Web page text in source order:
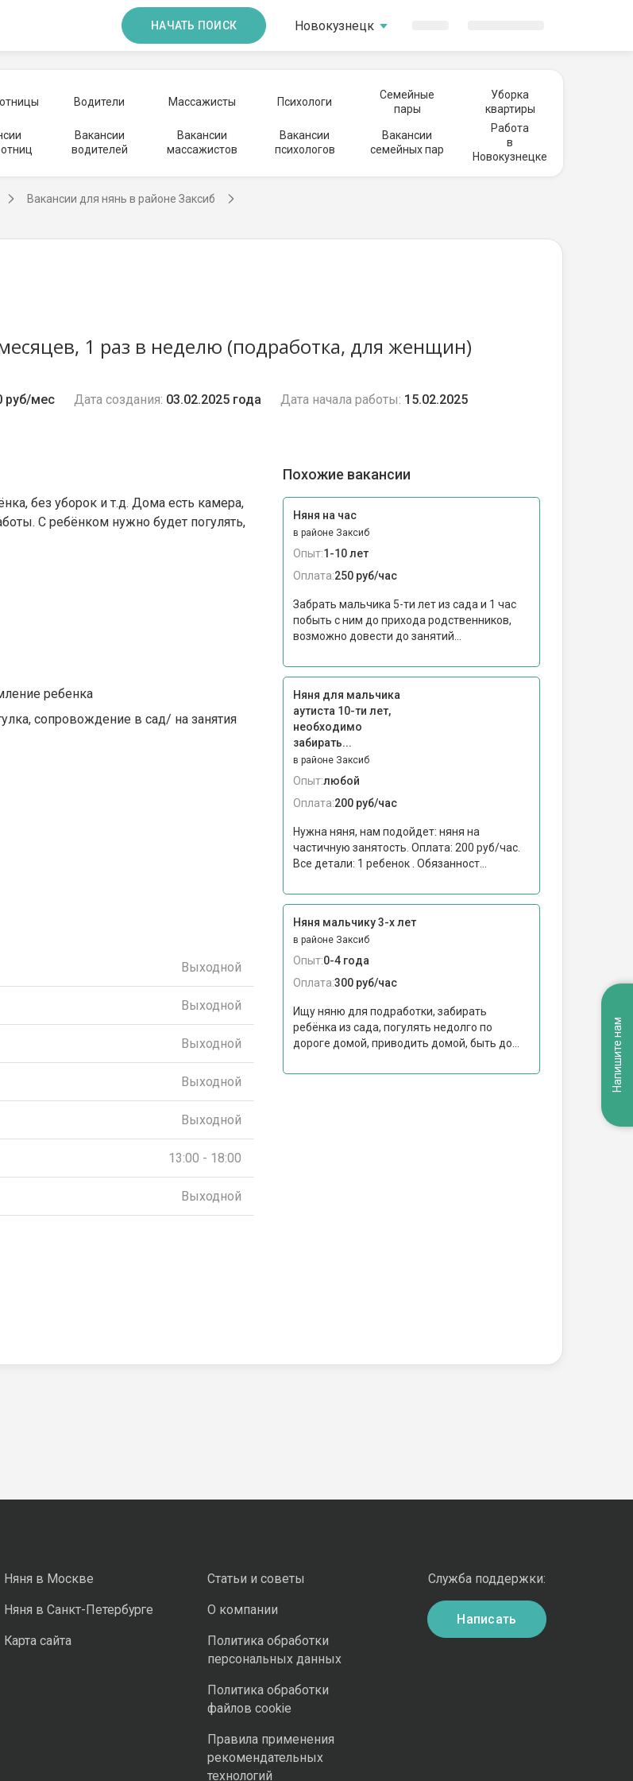
НАЧАТЬ ПОИСК Новокузнецк
Водители Массажисты Психологи
Семейные
пары
Уборка
квартиры
Вакансии
водителей
Вакансии
массажистов
Вакансии
психологов
Вакансии
семейных пар
Работа
в
Новокузнецке
Вакансии для нянь в районе Заксиб
1 раз в неделю (подработка, для женщин)
руб/мес Дата создания: 03.02.2025 года Дата начала работы: 15.02.2025
без уборок и т.д. Дома есть камера,
С ребёнком нужно будет погулять,
ребенка
сопровождение в сад/ на занятия
Выходной
Выходной
Выходной
Выходной
Выходной
13:00 - 18:00
Выходной
Похожие вакансии
Няня на час
в районе Заксиб
Опыт:1-10 лет
Оплата:250 руб/час
Забрать мальчика 5-ти лет из сада и 1 час
побыть с ним до прихода родственников,
возможно довести до занятий...
Няня для мальчика
аутиста 10-ти лет,
необходимо
забирать...
в районе Заксиб
Опыт:любой
Оплата:200 руб/час
Нужна няня, нам подойдет: няня на
частичную занятость. Оплата: 200 руб/час.
Все детали: 1 ребенок . Обязанност...
Няня мальчику 3-х лет
в районе Заксиб
Опыт:0-4 года
Оплата:300 руб/час
Ищу няню для подработки, забирать
ребёнка из сада, погулять недолго по
дороге домой, приводить домой, быть до...
Няня в Москве
Няня в Санкт-Петербурге
Карта сайта
Статьи и советы
О компании
Политика обработки
персональных данных
Политика обработки
файлов cookie
Правила применения
рекомендательных
технологий
Служба поддержки:
Написать
Напишите нам